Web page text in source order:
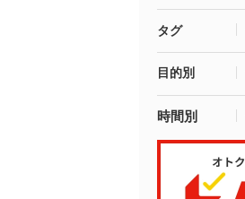
タグ
目的別
時間別